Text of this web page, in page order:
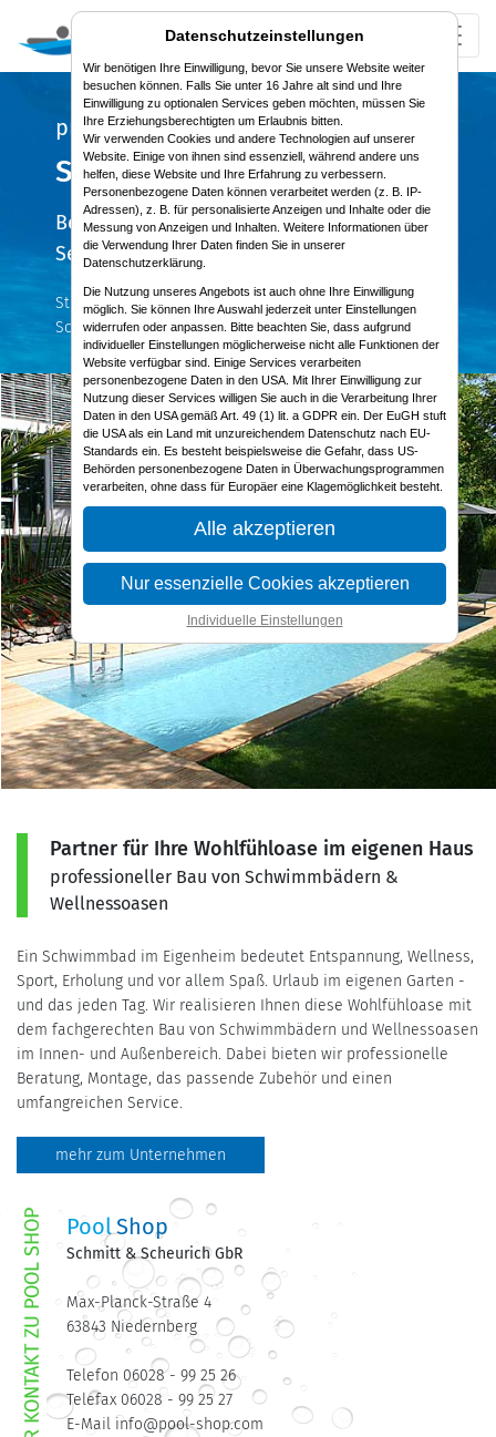
professioneller & fachgerechter
Schwimmbadbau
Beratung • Planung • Montage • Zubehör •
Service
Stilvoll geplant und technisch einwandfrei montierte
Schwimmbäder für den Innen- und Außenbereich.
Partner für Ihre Wohlfühloase im eigenen Haus
professioneller Bau von Schwimmbädern &
Wellnessoasen
Ein Schwimmbad im Eigenheim bedeutet Entspannung, Wellness,
Sport, Erholung und vor allem Spaß. Urlaub im eigenen Garten -
und das jeden Tag. Wir realisieren Ihnen diese Wohlfühloase mit
dem fachgerechten Bau von Schwimmbädern und Wellnessoasen
im Innen- und Außenbereich. Dabei bieten wir professionelle
Beratung, Montage, das passende Zubehör und einen
umfangreichen Service.
mehr zum Unternehmen
PoolShop
Schmitt & Scheurich GbR
Max-Planck-Straße 4
63843 Niedernberg
Telefon 06028 - 99 25 26
Telefax 06028 - 99 25 27
E-Mail info@pool-shop.com
Datenschutzeinstellungen
Wir benötigen Ihre Einwilligung, bevor Sie unsere Website weiter
besuchen können. Falls Sie unter 16 Jahre alt sind und Ihre
Einwilligung zu optionalen Services geben möchten, müssen Sie
Ihre Erziehungsberechtigten um Erlaubnis bitten.
Wir verwenden Cookies und andere Technologien auf unserer
Website. Einige von ihnen sind essenziell, während andere uns
helfen, diese Website und Ihre Erfahrung zu verbessern.
Personenbezogene Daten können verarbeitet werden (z. B. IP-
Adressen), z. B. für personalisierte Anzeigen und Inhalte oder die
Messung von Anzeigen und Inhalten. Weitere Informationen über
die Verwendung Ihrer Daten finden Sie in unserer
Datenschutzerklärung.
Die Nutzung unseres Angebots ist auch ohne Ihre Einwilligung
möglich. Sie können Ihre Auswahl jederzeit unter Einstellungen
widerrufen oder anpassen. Bitte beachten Sie, dass aufgrund
individueller Einstellungen möglicherweise nicht alle Funktionen der
Website verfügbar sind. Einige Services verarbeiten
personenbezogene Daten in den USA. Mit Ihrer Einwilligung zur
Nutzung dieser Services willigen Sie auch in die Verarbeitung Ihrer
Daten in den USA gemäß Art. 49 (1) lit. a GDPR ein. Der EuGH stuft
die USA als ein Land mit unzureichendem Datenschutz nach EU-
Standards ein. Es besteht beispielsweise die Gefahr, dass US-
Behörden personenbezogene Daten in Überwachungsprogrammen
verarbeiten, ohne dass für Europäer eine Klagemöglichkeit besteht.
Alle akzeptieren
Nur essenzielle Cookies akzeptieren
Individuelle Einstellungen